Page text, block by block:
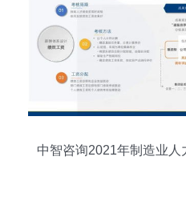
中智咨询2021年制造业